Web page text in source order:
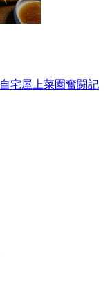
カ
自宅屋上菜園奮闘記